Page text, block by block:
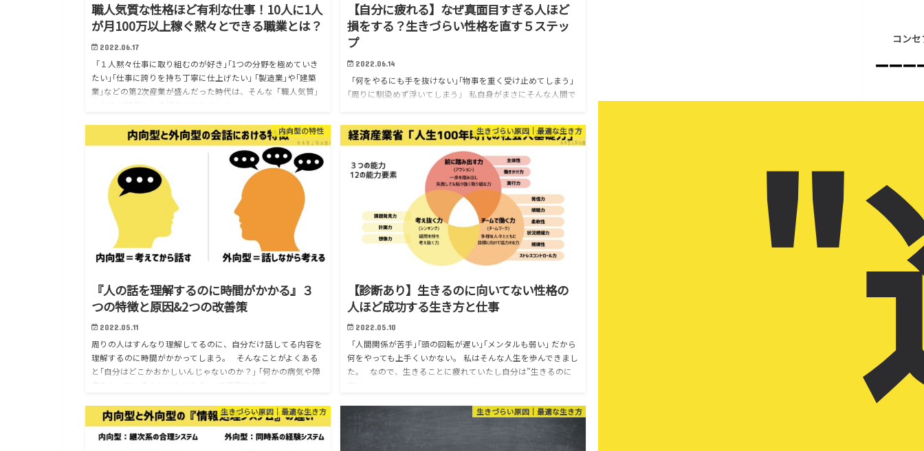
職人気質な性格ほど有利な仕事！10人に1人
が月100万以上稼ぐ黙々とできる職業とは？
2022.06.17
｢１人黙々仕事に取り組むのが好き｣｢1つの分野を極めていき
たい｣｢仕事に誇りを持ち丁寧に仕上げたい｣ ｢製造業｣や｢建築
業｣などの第2次産業が盛んだった時代は、そんな「職人気質」
【自分に疲れる】なぜ真面目すぎる人ほど
損をする？生きづらい性格を直す５ステッ
プ
2022.06.14
｢何をやるにも手を抜けない｣｢物事を重く受け止めてしまう｣
｢周りに馴染めず浮いてしまう｣ 私自身がまさにそんな人間で
内向型の特性
『人の話を理解するのに時間がかかる』３
つの特徴と原因&2つの改善策
2022.05.11
周りの人はすんなり理解してるのに、自分だけ話してる内容を
理解するのに時間がかかってしまう。 そんなことがよくある
と｢自分はどこかおかしいんじゃないのか？｣ ｢何かの病気や障
生きづらい原因｜最適な生き方
【診断あり】生きるのに向いてない性格の
人ほど成功する生き方と仕事
2022.05.10
｢人間関係が苦手｣｢頭の回転が遅い｣｢メンタルも弱い｣ だから
何をやっても上手くいかない。 私はそんな人生を歩んできまし
た。 なので、生きることに疲れていたし自分は”生きるのに
生きづらい原因｜最適な生き方 生きづらい原因｜最適な生き方
コン
"